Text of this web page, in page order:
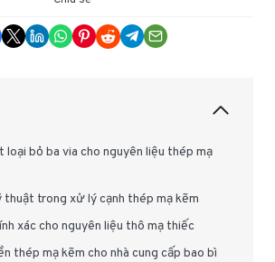
loại bỏ ba via cho nguyên liệu thép mạ
thuật trong xử lý cạnh thép mạ kẽm
xác cho nguyên liệu thô mạ thiếc
thép mạ kẽm cho nhà cung cấp bao bì